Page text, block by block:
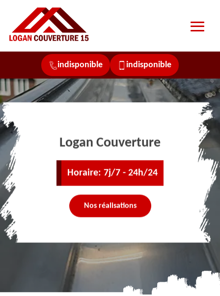
indisponible indisponible
Logan Couverture
Horaire: 7j/7 - 24h/24
Nos réalisations